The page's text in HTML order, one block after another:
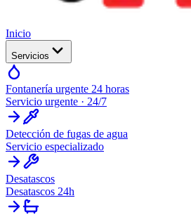
Inicio
Servicios
Fontanería urgente 24 horas
Servicio urgente · 24/7
Detección de fugas de agua
Servicio especializado
Desatascos
Desatascos 24h